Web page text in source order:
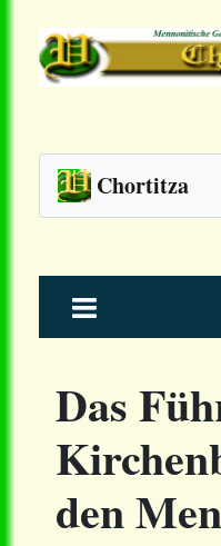
Chortitza
to
Das
den